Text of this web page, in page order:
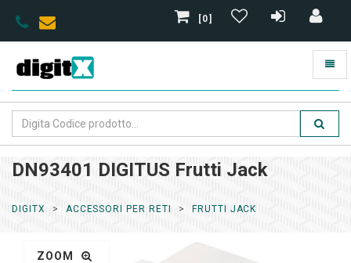
[0]
DN93401 DIGITUS Frutti Jack
DIGITX ACCESSORI PER RETI FRUTTI JACK
ZOOM